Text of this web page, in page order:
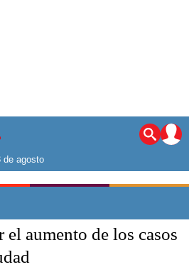
La ciudad
Punta Alta
El mundo
Seguridad
de agosto
aumento de los casos